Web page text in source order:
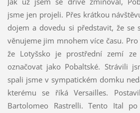
jsme jen projeli. Přes krátkou
dojem a dovedu si představit, že se
věnujeme jim mnohem více času.
že Lotyšsko je prostřední zemí
označovat jako Pobaltské. Strávili
spali jsme v sympatickém domku
kterému se říká Versailles.
Bartolomeo Rastrelli. Tento Ital